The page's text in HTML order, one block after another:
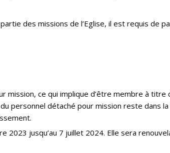
des missions de l’Eglise, il est requis de
mission, ce qui implique d’être membre à
personnel détaché pour mission reste dans
2023 jusqu’au 7 juillet 2024. Elle sera